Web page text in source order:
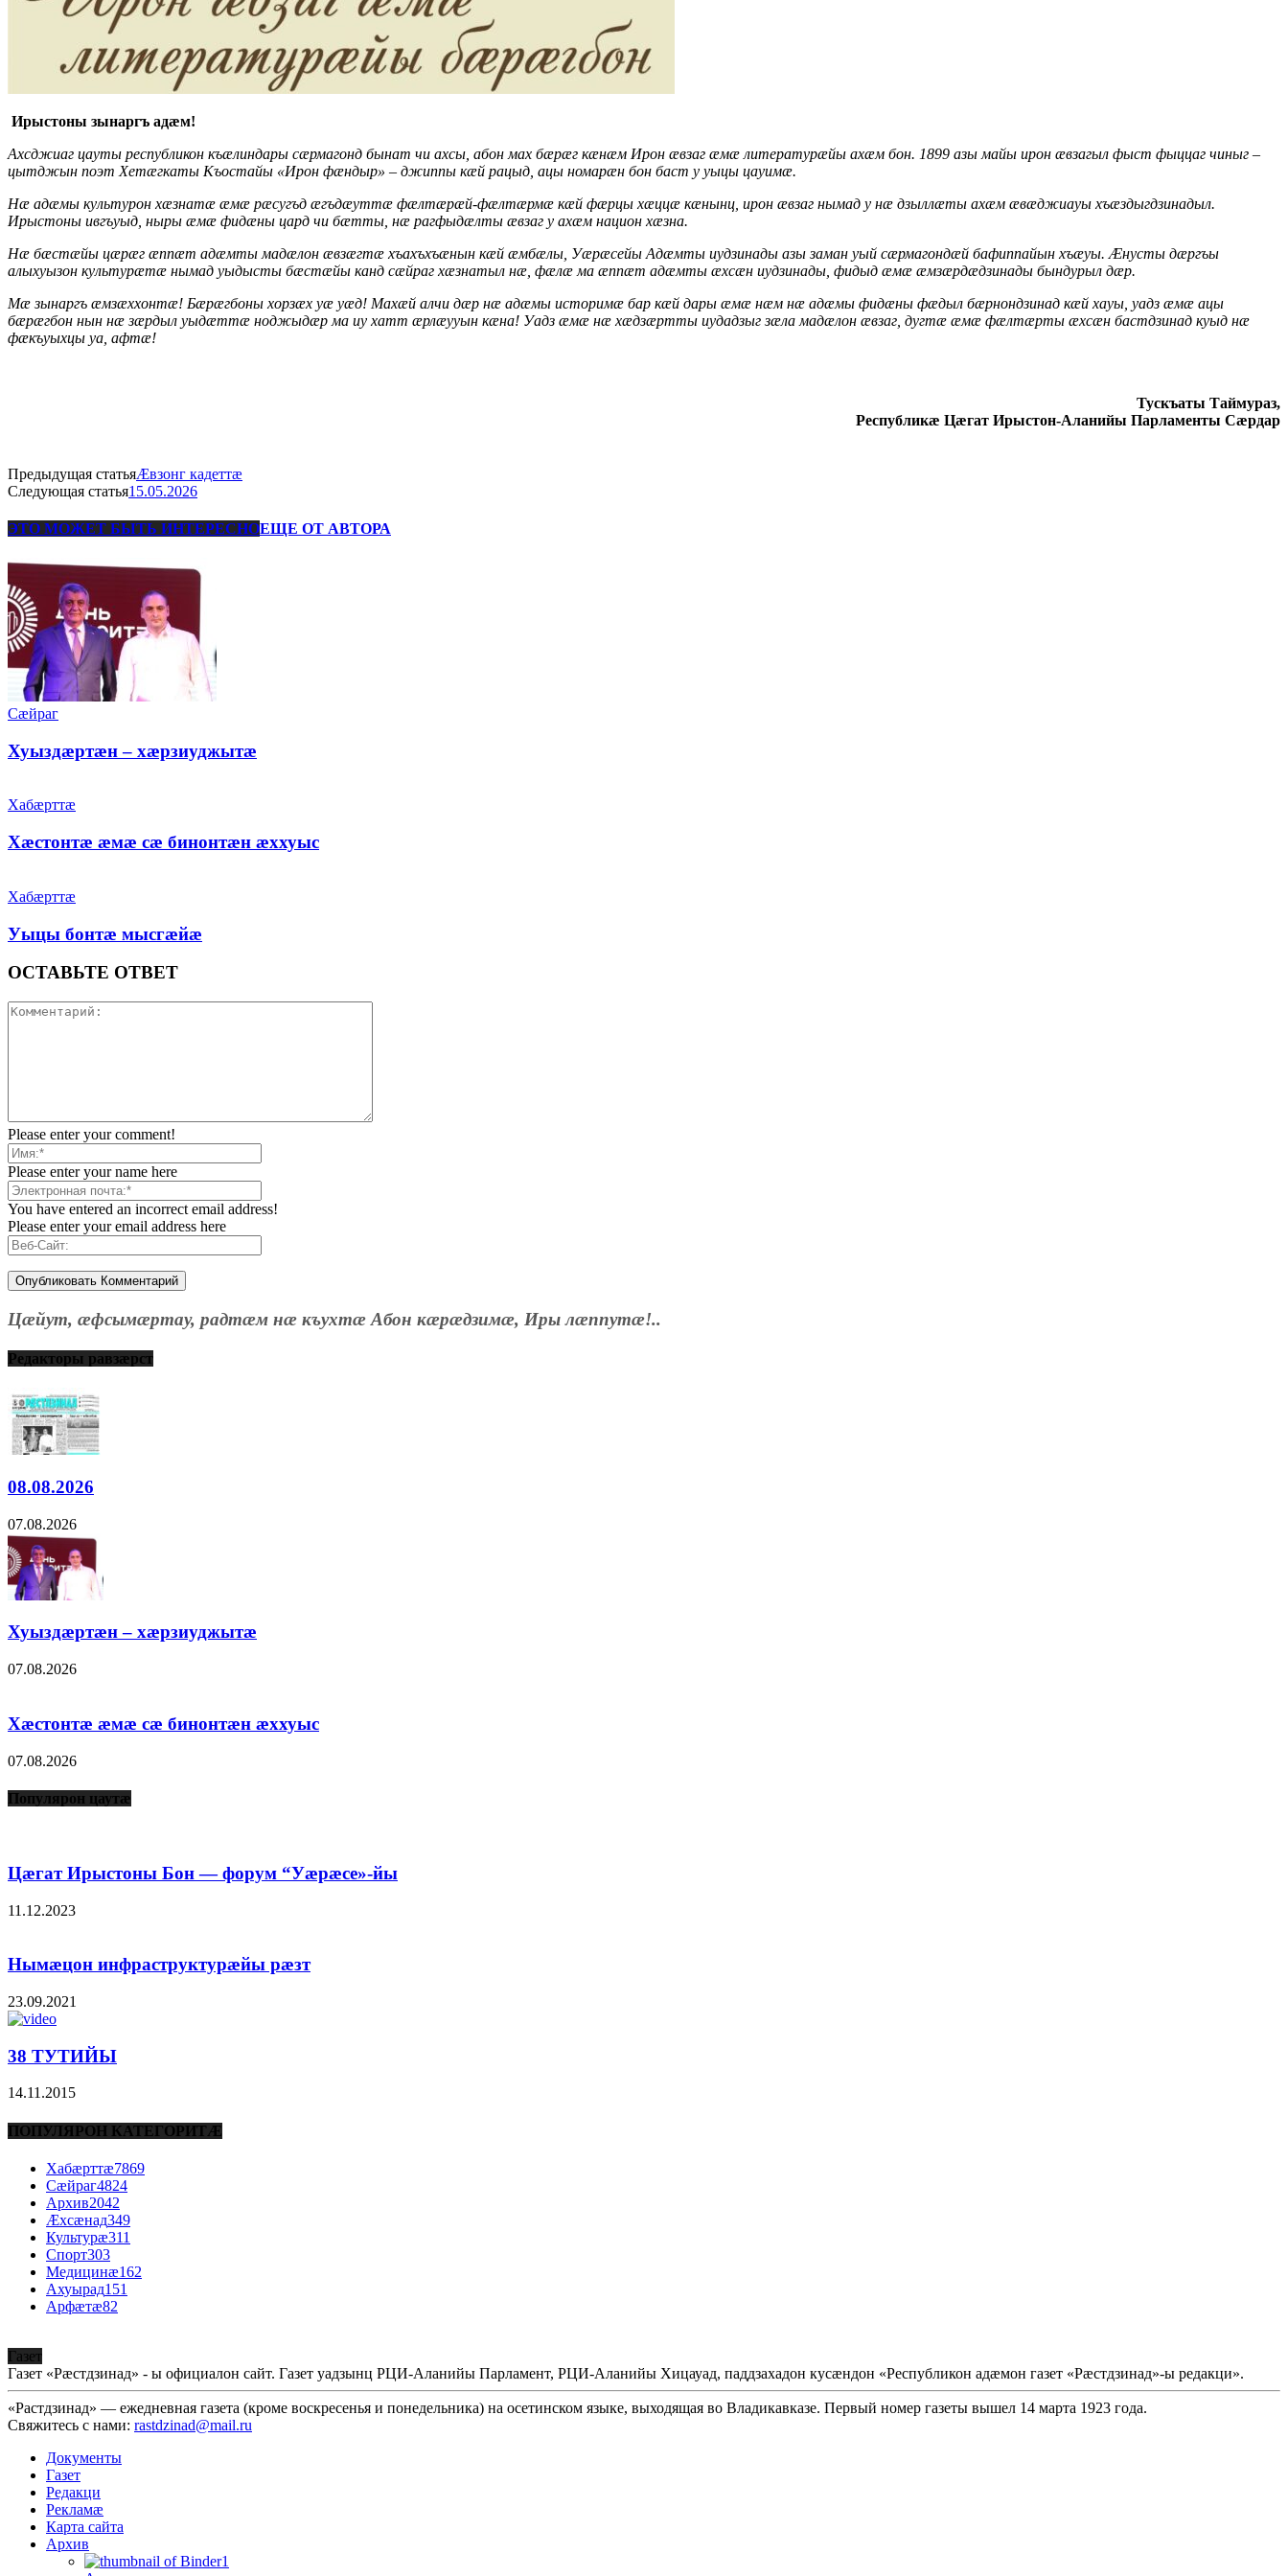
Ирыстоны зынаргъ адæм!
Ахсджиаг цауты республикон къæлиндары сæрмагонд бынат чи ахсы, абон мах бæрæг кæнæм Ирон æвзаг æмæ литературæйы ахæм бон. 1899 азы майы ирон æвзагыл фыст фыццаг чиныг –
цытджын поэт Хетæгкаты Къостайы «Ирон фæндыр» – джиппы кæй рацыд, ацы номарæн бон баст у уыцы цауимæ.
Нæ адæмы культурон хæзнатæ æмæ рæсугъд æгъдæуттæ фæлтæрæй-фæлтæрмæ кæй фæрцы хæццæ кæнынц, ирон æвзаг нымад у нæ дзыллæты ахæм æвæджиауы хъæздыгдзинадыл.
Ирыстоны ивгъуыд, ныры æмæ фидæны цард чи бæтты, нæ рагфыдæлты æвзаг у ахæм национ хæзна.
Нæ бæстæйы цæрæг æппæт адæмты мадæлон æвзæгтæ хъахъхъæнын кæй æмбæлы, Уæрæсейы Адæмты иудзинады азы заман уый сæрмагондæй бафиппайын хъæуы. Æнусты дæргъы
алыхуызон культурæтæ нымад уыдысты бæстæйы канд сæйраг хæзнатыл нæ, фæлæ ма æппæт адæмты æхсæн иудзинады, фидыд æмæ æмзæрдæдзинады бындурыл дæр.
Мæ зынаргъ æмзæххонтæ! Бæрæгбоны хорзæх уæ уæд! Махæй алчи дæр нæ адæмы историмæ бар кæй дары æмæ нæм нæ адæмы фидæны фæдыл бæрнондзинад кæй хауы, уадз æмæ ацы
бæрæгбон нын нæ зæрдыл уыдæттæ ноджыдæр ма иу хатт æрлæууын кæна! Уадз æмæ нæ хæдзæртты иудадзыг зæла мадæлон æвзаг, дугтæ æмæ фæлтæрты æхсæн бастдзинад куыд нæ
фæкъуыхцы уа, афтæ!
Тускъаты Таймураз,
Республикæ Цæгат Ирыстон-Аланийы Парламенты Сæрдар
Предыдущая статьяÆвзонг кадеттæ
Следующая статья15.05.2026
ЭТО МОЖЕТ БЫТЬ ИНТЕРЕСНОЕЩЕ ОТ АВТОРА
Сæйраг
Хуыздæртæн – хæрзиуджытæ
Хабæрттæ
Хæстонтæ æмæ сæ бинонтæн æххуыс
Хабæрттæ
Уыцы бонтæ мысгæйæ
ОСТАВЬТЕ ОТВЕТ
Please enter your comment!
Please enter your name here
You have entered an incorrect email address!
Please enter your email address here
Цæйут, æфсымæртау, радтæм нæ къухтæ Абон кæрæдзимæ, Иры лæппутæ!..
Редакторы равзæрст
08.08.2026
07.08.2026
Хуыздæртæн – хæрзиуджытæ
07.08.2026
Хæстонтæ æмæ сæ бинонтæн æххуыс
07.08.2026
Популярон цаутæ
Цæгат Ирыстоны Бон — форум “Уæрæсе»-йы
11.12.2023
Нымæцон инфраструктурæйы рæзт
23.09.2021
38 ТУТИЙЫ
14.11.2015
ПОПУЛЯРОН КАТЕГОРИТÆ
Хабæрттæ7869
Сæйраг4824
Архив2042
Æхсæнад349
Культурæ311
Спорт303
Медицинæ162
Ахуырад151
Арфæтæ82
Газет
Газет «Рæстдзинад» - ы официалон сайт. Газет уадзынц РЦИ-Аланийы Парламент, РЦИ-Аланийы Хицауад, паддзахадон кусæндон «Республикон адæмон газет «Рæстдзинад»-ы редакци».
«Растдзинад» — ежедневная газета (кроме воскресенья и понедельника) на осетинском языке, выходящая во Владикавказе. Первый номер газеты вышел 14 марта 1923 года.
Свяжитесь с нами: rastdzinad@mail.ru
Документы
Газет
Редакци
Рекламæ
Карта сайта
Архив